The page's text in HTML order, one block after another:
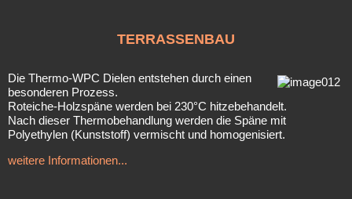
TERRASSENBAU
Die Thermo-WPC Dielen entstehen durch einen
besonderen Prozess.
Roteiche-Holzspäne werden bei 230°C hitzebehandelt.
Nach dieser Thermobehandlung werden die Späne mit
Polyethylen (Kunststoff) vermischt und homogenisiert.
weitere Informationen...